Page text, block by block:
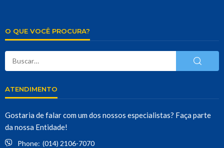
O QUE VOCÊ PROCURA?
ATENDIMENTO
Gostaria de falar com um dos nossos especialistas? Faça parte
da nossa Entidade!
Phone: (014) 2106-7070